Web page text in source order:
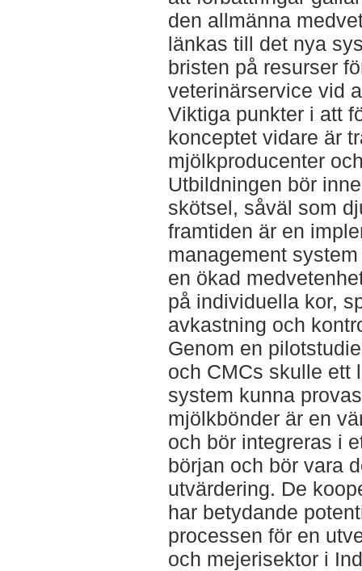
den allmänna
länkas till det nya
bristen på resurser
veterinärservice vid
Viktiga punkter i att
konceptet vidare är
mjölkproducenter
Utbildningen bör
skötsel, såväl som
framtiden är en
management
en ökad
på individuella kor,
avkastning och
Genom en
och CMCs skulle ett
system kunna
mjölkbönder är en
och bör integreras i
början och bör vara
utvärdering. De
har betydande
processen för en
och mejerisektor i